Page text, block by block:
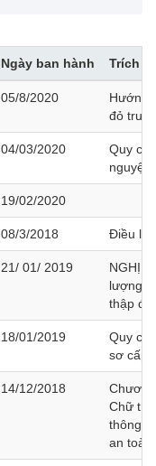
Ngày ban hành Trích
05/8/2020
Hướng
đỏ
04/03/2020
Quy
nguyện
19/02/2020
08/3/2018 Điều lệ
21/ 01/ 2019
NGHỊ
lượng
thập
18/01/2019
Quy
sơ cấp
14/12/2018
Chữ
thông
an toàn